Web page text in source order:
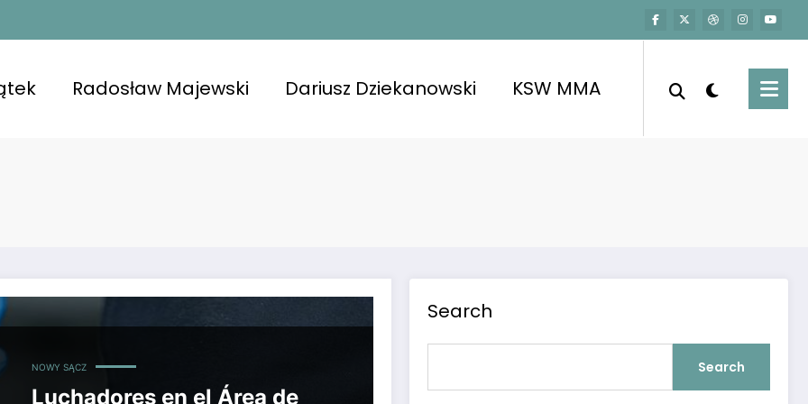
Radosław Majewski Dariusz Dziekanowski KSW MMA
protagonizan una pelea que incluyó una silla giratoria. Los pacientes no podían creer lo que veían – Tarnów,
NOWY SĄCZ
Luchadores en el Área de
Search
Search